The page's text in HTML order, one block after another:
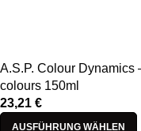
A.S.P. Colour Dynamics
colours 150ml
23,21 €
AUSFÜHRUNG WÄHLEN